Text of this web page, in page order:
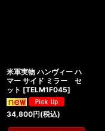
米軍実物 ハンヴィー ハ
マー サイド ミラー セ
ット [TELM1F045]
34,800円(税込)